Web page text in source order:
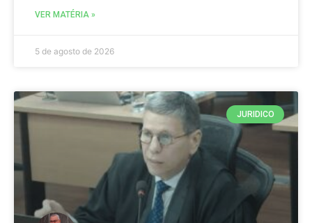
VER MATÉRIA »
5 de agosto de 2026
JURIDICO